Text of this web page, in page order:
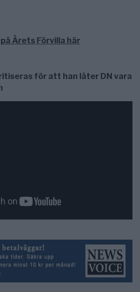
Årets Förvilla här
för att han låter DN vara